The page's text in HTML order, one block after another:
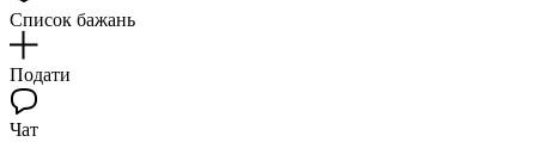
Список бажань
Подати
Чат